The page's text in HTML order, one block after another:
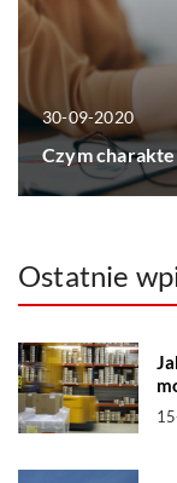
30-09-2020
Czym
Ostatnie